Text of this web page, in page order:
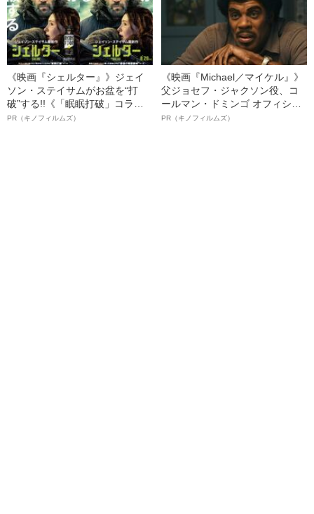
《映画『シェルター』》ジェイ
ソン・ステイサムがお盆を“打
破”する!!《「眠眠打破」コラ
ボ》
PR（キノフィルムズ）
《映画『Michael／マイケル』》
父ジョセフ・ジャクソン役、コ
ールマン・ドミンゴ オフィシャ
ルインタビュー“観客を魅了した
PR（キノフィルムズ）